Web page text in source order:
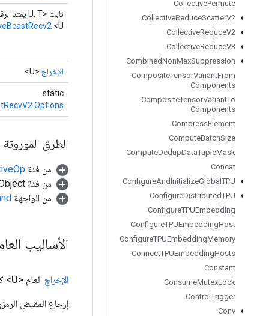
CollectivePermute
CollectiveReduceScatterV2
CollectiveReduceV2
CollectiveReduceV3
CombinedNonMaxSuppression
CompositeTensorVariantFrom
Components
CompositeTensorVariantTo
Components
CompressElement
ComputeBatchSize
ComputeDedupDataTupleMask
Concat
ConfigureAndInitializeGlobal TPU
ConfigureDistributedTPU
ConfigureTPUEmbedding
ConfigureTPUEmbeddingHost
ConfigureTPUEmbeddingMemory
ConnectTPUEmbeddingHosts
Constant
ConsumeMutexLock
Control Trigger
Conv
ثابت <U، T يمتد الرقم>
<U>
الإخراج <U>
static
الطرق الموروثة
من فئة
من فئة java.lang.Object
من الواجهة
الأساليب
الإخراج العام <U>
إرجاع المقبض